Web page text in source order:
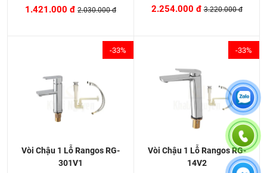
1.421.000 đ 2.030.000 đ 2.254.000 đ 3.220.000 đ
-33%
Vòi Chậu 1 Lỗ Rangos RG-
301V1
-33%
Vòi Chậu 1 Lỗ Rangos RG-
14V2